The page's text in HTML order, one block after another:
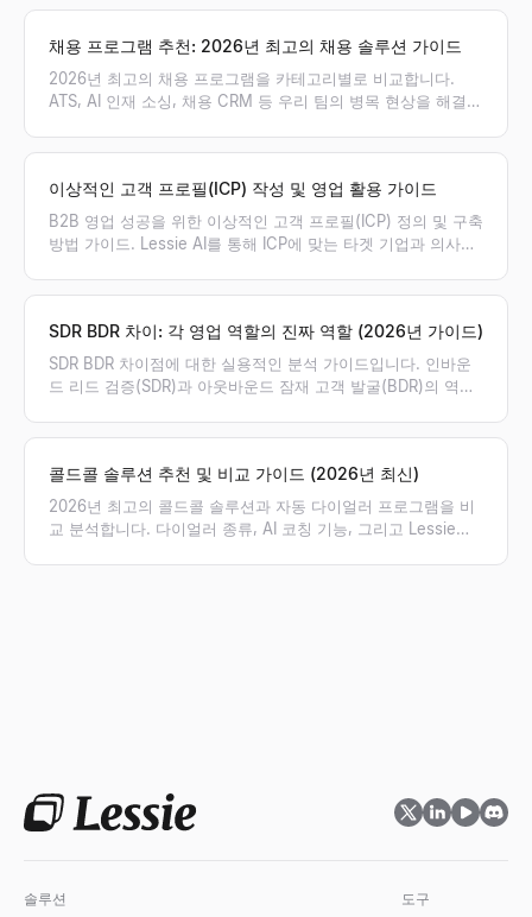
채용 프로그램 추천: 2026년 최고의 채용 솔루션 가이드
2026년 최고의 채용 프로그램을 카테고리별로 비교합니다.
ATS, AI 인재 소싱, 채용 CRM 등 우리 팀의 병목 현상을 해결할
이상적인 고객 프로필(ICP) 작성 및 영업 활용 가이드
B2B 영업 성공을 위한 이상적인 고객 프로필(ICP) 정의 및 구축
방법 가이드. Lessie AI를 통해 ICP에 맞는 타겟 기업과 의사결
SDR BDR 차이: 각 영업 역할의 진짜 역할 (2026년 가이드)
SDR BDR 차이점에 대한 실용적인 분석 가이드입니다. 인바운
드 리드 검증(SDR)과 아웃바운드 잠재 고객 발굴(BDR)의 역할,
콜드콜 솔루션 추천 및 비교 가이드 (2026년 최신)
2026년 최고의 콜드콜 솔루션과 자동 다이얼러 프로그램을 비
교 분석합니다. 다이얼러 종류, AI 코칭 기능, 그리고 Lessie를
솔루션 도구